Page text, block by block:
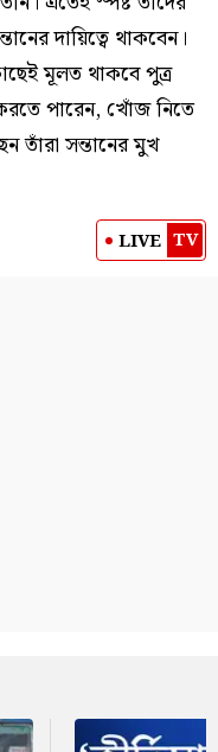
দায়িত্বে থাকবেন।
মূলত থাকবে পুত্র
করতে পারেন, খোঁজ নিতে
তাঁরা সন্তানের মুখ
LIVE TV